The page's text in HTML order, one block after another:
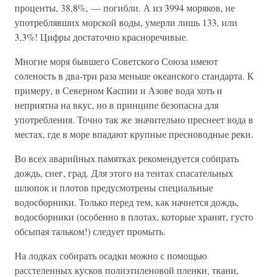
проценты, 38,8%, — погибли. А из 3994 моряков, не
употреблявших морской воды, умерли лишь 133, или
3,3%! Цифры достаточно красноречивые.
Многие моря бывшего Советского Союза имеют
соленость в два-три раза меньше океанского стандарта. К
примеру, в Северном Каспии и Азове вода хоть и
неприятна на вкус, но в принципе безопасна для
употребления. Точно так же значительно преснеет вода в
местах, где в море впадают крупные пресноводные реки.
Во всех аварийных памятках рекомендуется собирать
дождь, снег, град. Для этого на тентах спасательных
шлюпок и плотов предусмотрены специальные
водосборники. Только перед тем, как начнется дождь,
водосборники (особенно в плотах, которые хранят, густо
обсыпая тальком!) следует промыть.
На лодках собирать осадки можно с помощью
расстеленных кусков полиэтиленовой пленки, ткани,